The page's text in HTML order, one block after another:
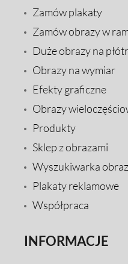
Zamów plakaty
Zamów obrazy w
Duże obrazy na
Obrazy na wymiar
Efekty graficzne
Obrazy
Produkty
Sklep z obrazami
Wyszukiwarka
Plakaty reklamowe
Współpraca
INFORMACJE